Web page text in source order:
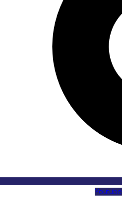
Youtube